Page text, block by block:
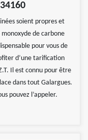
soient propres et
monoxyde de carbone
pour vous de
d’une tarification
Il est connu pour être
dans tout Galargues.
pouvez l’appeler.